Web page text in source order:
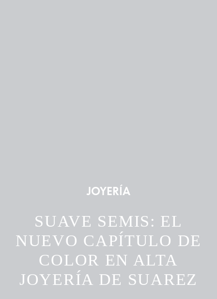
JOYERÍA
SUAVE SEMIS: EL
NUEVO CAPÍTULO DE
COLOR EN ALTA
JOYERÍA DE SUAREZ